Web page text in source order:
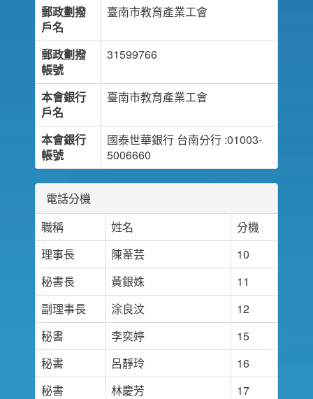
郵政劃撥
戶名
臺南市教育產業工會
郵政劃撥
帳號
31599766
本會銀行
戶名
臺南市教育產業工會
本會銀行
帳號
國泰世華銀行 台南分行 :01003-
5006660
電話分機
職稱
姓名
分機
理事長
陳葦芸
10
秘書長
黃銀姝
11
副理事長
涂良汶
12
秘書
李奕婷
15
秘書
呂靜玲
16
秘書
林慶芳 17